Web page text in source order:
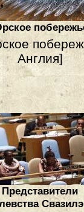
Англия]
Представители